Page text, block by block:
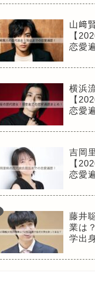
山﨑
【
恋愛
横浜
【
恋愛
吉岡
【
恋愛
藤井
業は
学出